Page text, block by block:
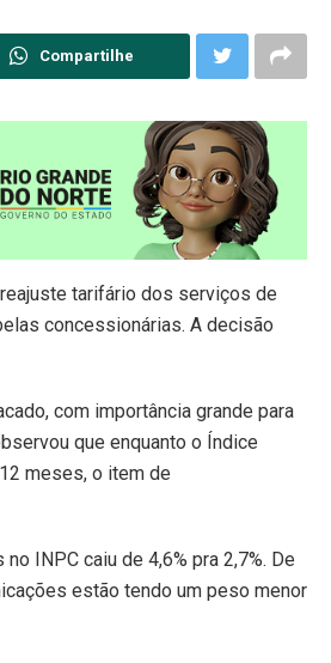
Compartilhe
tarifário dos serviços de
concessionárias. A decisão
com importância grande para
que enquanto o Índice
meses, o item de
INPC caiu de 4,6% pra 2,7%. De
estão tendo um peso menor